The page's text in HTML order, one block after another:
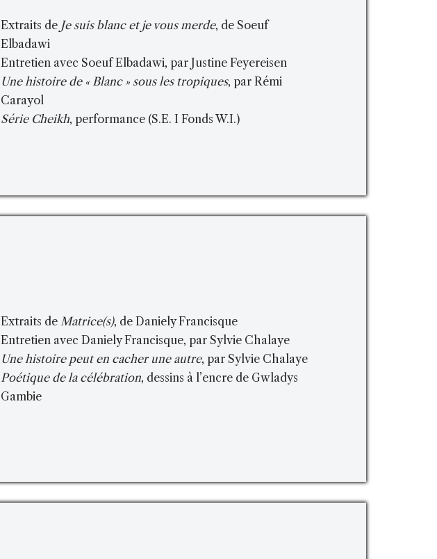
Extraits de Je suis blanc et je vous merde, de Soeuf
Elbadawi
Entretien avec Soeuf Elbadawi, par Justine Feyereisen
Une histoire de « Blanc » sous les tropiques, par Rémi
Carayol
Série Cheikh, performance (S.E. I Fonds W.I.)
Extraits deMatrice(s), de Daniely Francisque
Entretien avec Daniely Francisque, par Sylvie Chalaye
Une histoire peut en cacher une autre, par Sylvie Chalaye
Poétique de la célébration, dessins à l’encre de Gwladys
Gambie